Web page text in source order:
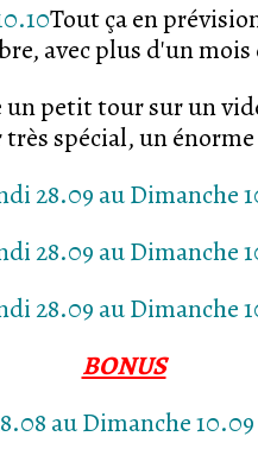
Tout ça en
avec plus d'un
petit tour sur un
spécial, un
BONUS